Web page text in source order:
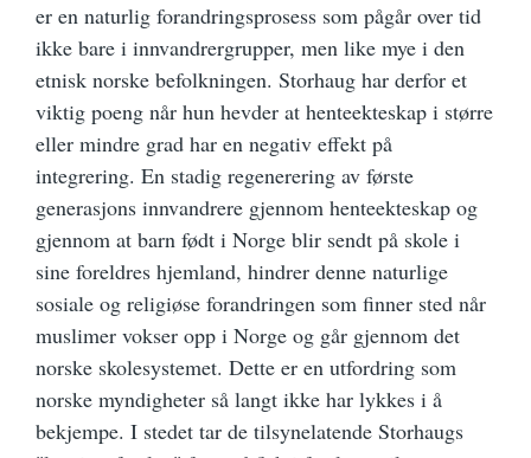
er en naturlig forandringsprosess som pågår over tid
ikke bare i innvandrergrupper, men like mye i den
etnisk norske befolkningen. Storhaug har derfor et
viktig poeng når hun hevder at henteekteskap i større
eller mindre grad har en negativ effekt på
integrering. En stadig regenerering av første
generasjons innvandrere gjennom henteekteskap og
gjennom at barn født i Norge blir sendt på skole i
sine foreldres hjemland, hindrer denne naturlige
sosiale og religiøse forandringen som finner sted når
muslimer vokser opp i Norge og går gjennom det
norske skolesystemet. Dette er en utfordring som
norske myndigheter så langt ikke har lykkes i å
bekjempe. I stedet tar de tilsynelatende Storhaugs